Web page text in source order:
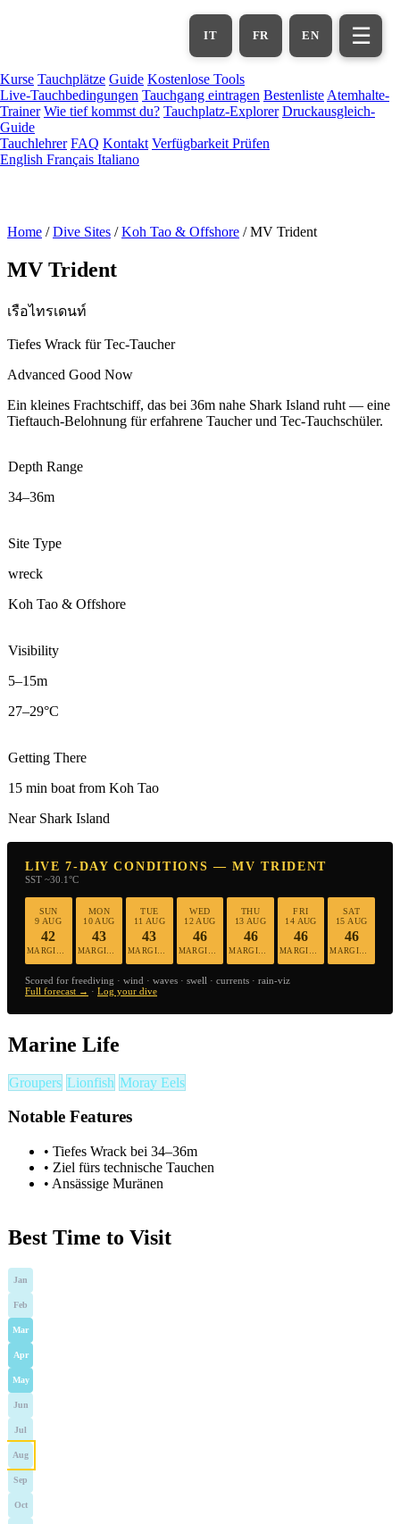
EN
FR
IT ☰
Kurse Tauchplätze Guide Kostenlose Tools
Live-Tauchbedingungen Tauchgang eintragen Bestenliste Atemhalte-
Trainer Wie tief kommst du? Tauchplatz-Explorer Druckausgleich-
Guide
Tauchlehrer FAQ Kontakt Verfügbarkeit Prüfen
English Français Italiano
Home / Dive Sites / Koh Tao & Offshore / MV Trident
MV Trident
เรือไทรเดนท์
Tiefes Wrack für Tec-Taucher
Advanced Good Now
Ein kleines Frachtschiff, das bei 36m nahe Shark Island ruht — eine
Tieftauch-Belohnung für erfahrene Taucher und Tec-Tauchschüler.
Depth Range
34–36m
Site Type
wreck
Koh Tao & Offshore
Visibility
5–15m
27–29°C
Getting There
15 min boat from Koh Tao
Near Shark Island
LIVE 7-DAY CONDITIONS — MV TRIDENT
SST ~30.1°C
SUN
9 AUG
42
MON
10 AUG
43
TUE
11 AUG
43
MARGINAL
WED
12 AUG
46
THU
13 AUG
46
FRI
14 AUG
46
SAT
15 AUG
46
Scored for freediving · wind · waves · swell · currents · rain-viz
Full forecast → · Log your dive
Marine Life
Groupers Lionfish Moray Eels
Notable Features
• Tiefes Wrack bei 34–36m
• Ziel fürs technische Tauchen
• Ansässige Muränen
Best Time to Visit
Jan
Feb
Mar
Apr
May
Jun
Jul
Aug
Sep
Oct